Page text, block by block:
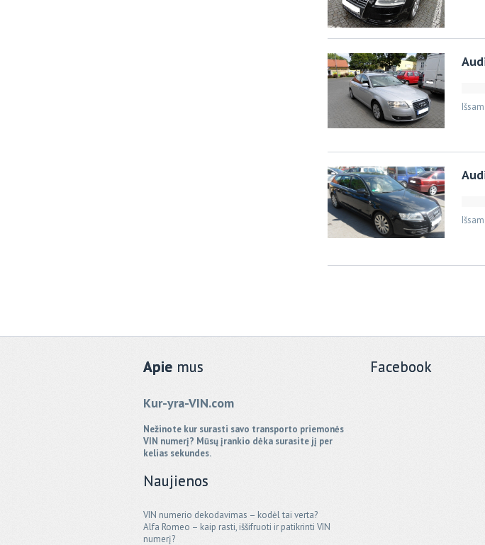
Apie mus
Kur-yra-VIN.com
Nežinote kur surasti savo transporto priemonės
VIN numerį? Mūsų įrankio dėka surasite jį per
kelias sekundes.
Naujienos
VIN numerio dekodavimas – kodėl tai verta?
Alfa Romeo – kaip rasti, iššifruoti ir patikrinti VIN
numerį?
Facebook